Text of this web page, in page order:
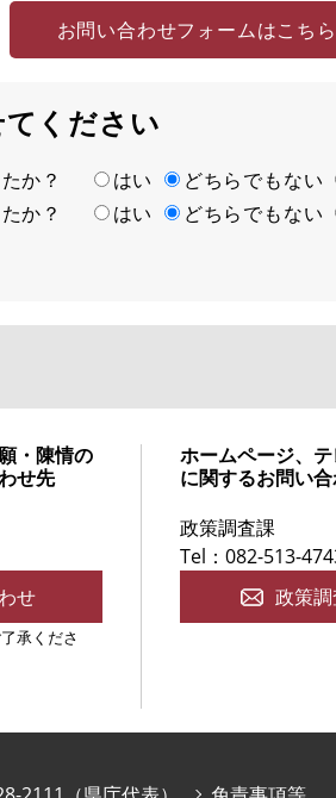
お問い合わせフォームはこち
ください
たか？ はい どちらでもない
たか？ はい どちらでもない
・陳情の
せ先
せ
承くださ
ホームページ、
に関するお問い
政策調査課
Tel：082-513-
政策